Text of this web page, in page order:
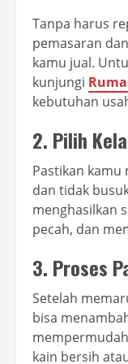
Tanpa harus
pemasaran
kamu jual.
kunjungi
kebutuhan
2. Pilih
Pastikan kamu
dan tidak
menghasilkan
pecah, dan
3. Proses
Setelah
bisa
kain bersih